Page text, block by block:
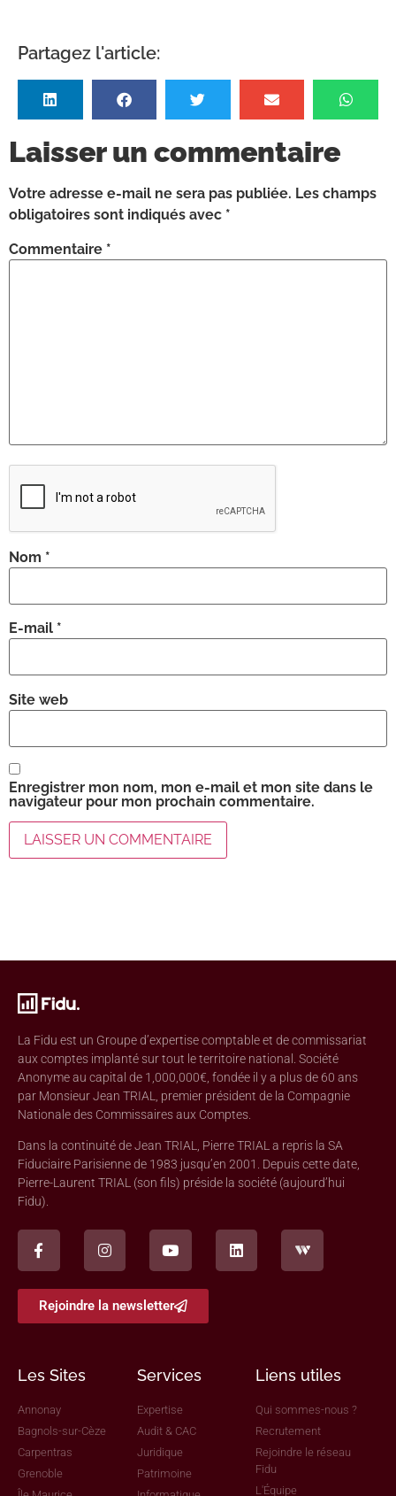
Partagez l'article:
Laisser un commentaire
Votre adresse e-mail ne sera pas publiée. Les champs
obligatoires sont indiqués avec *
Commentaire *
Nom *
E-mail *
Site web
Enregistrer mon nom, mon e-mail et mon site dans le
navigateur pour mon prochain commentaire.
La Fidu est un Groupe d’expertise comptable et de commissariat
aux comptes implanté sur tout le territoire national. Société
Anonyme au capital de 1,000,000€, fondée il y a plus de 60 ans
par Monsieur Jean TRIAL, premier président de la Compagnie
Nationale des Commissaires aux Comptes.
Dans la continuité de Jean TRIAL, Pierre TRIAL a repris la SA
Fiduciaire Parisienne de 1983 jusqu’en 2001. Depuis cette date,
Pierre-Laurent TRIAL (son fils) préside la société (aujourd’hui
Fidu).
Rejoindre la newsletter
Les Sites
Annonay
Bagnols-sur-Cèze
Carpentras
Grenoble
Services
Expertise
Audit & CAC
Juridique
Patrimoine
Liens utiles
Qui sommes-nous ?
Recrutement
Rejoindre le réseau
Fidu
L'Équipe